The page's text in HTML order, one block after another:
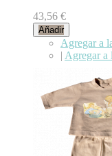
43,56 €
Añadir
Agregar a
| Agregar a